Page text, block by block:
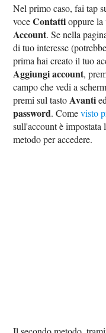
Nel primo caso, fai tap
voceContattioppure
Account. Se nella
di tuo interesse
prima hai creato il tuo
Aggiungi account,
campo che vedi a
premi sul tasto Avanti
password. Comevisto
sull'account è impostata
metodo per accedere.